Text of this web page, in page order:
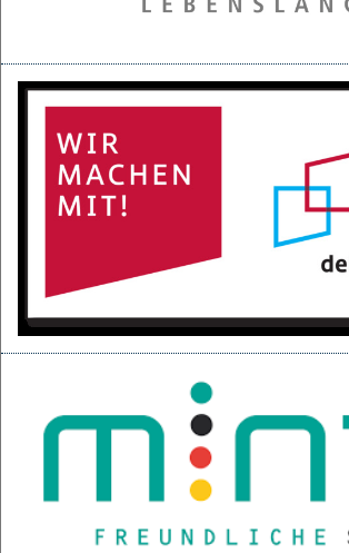
Projektpräsentation der 6d für den BGC
16.05.2025
Kurzfilme über den Izmir-Austausch im Kino
22.04.2025
KI-Fortbildung der Lehrerschaft
Null-Tage-Feier und Ferien!